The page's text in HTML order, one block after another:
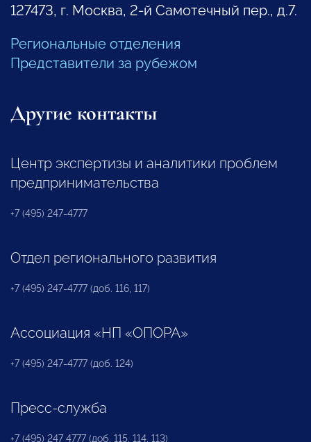
127473, г. Москва, 2-й Самотечный пер., д.7.
Региональные отделения
Представители за рубежом
Другие контакты
Центр экспертизы и аналитики проблем
предпринимательства
+7 (495) 247-4777
Отдел регионального развития
+7 (495) 247-4777 (доб. 116, 117)
Ассоциация «НП «ОПОРА»
+7 (495) 247-4777 (доб. 124)
Пресс-служба
+7 (495) 247 4777 (доб. 115, 114, 113)